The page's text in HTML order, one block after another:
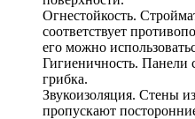
Огнестойкость.
соответствует
его можно
Гигиеничность. Панели
грибка.
Звукоизоляция. Стены
пропускают